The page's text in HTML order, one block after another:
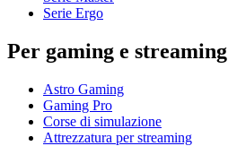
Serie Ergo
Per gaming e streaming
Astro Gaming
Gaming Pro
Corse di simulazione
Attrezzatura per streaming